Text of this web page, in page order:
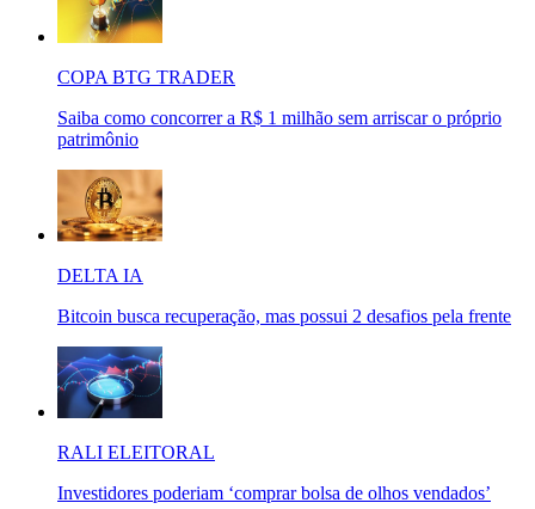
COPA BTG TRADER
Saiba como concorrer a R$ 1 milhão sem arriscar o próprio
patrimônio
DELTA IA
Bitcoin busca recuperação, mas possui 2 desafios pela frente
RALI ELEITORAL
Investidores poderiam ‘comprar bolsa de olhos vendados’